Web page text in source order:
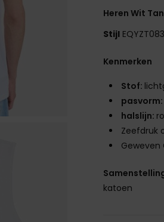
Heren Wit
Stijl
Kenmerken
Stof:
pasvorm:
halslijn:
Zeefdruk
Geweven
katoen